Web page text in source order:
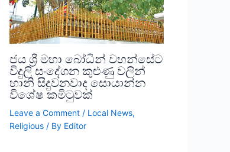
ජය ශ්‍රී මහා බෝධින් වහන්සේට
විදුලි සංදේශන කුළුණු වලින්
හානි සිදුවනවාද සොයාන්න
විශේෂ කමිටුවක්
Leave a Comment / Local News,
Religious/ By Editor